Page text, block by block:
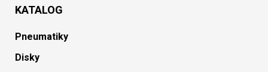
KATALOG
Pneumatiky
Disky